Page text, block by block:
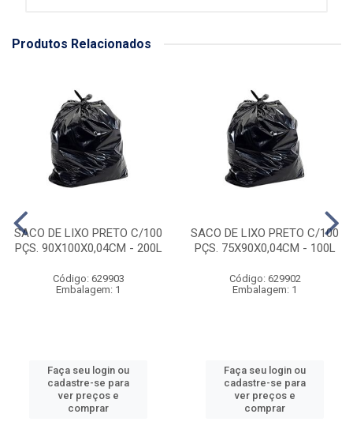
Produtos Relacionados
SACO DE LIXO PRETO C/100
PÇS. 90X100X0,04CM - 200L
Código: 629903
Embalagem: 1
Faça seu login ou
cadastre-se para
ver preços e
comprar
SACO DE LIXO PRETO C/100
PÇS. 75X90X0,04CM - 100L
Código: 629902
Embalagem: 1
Faça seu login ou
cadastre-se para
ver preços e
comprar